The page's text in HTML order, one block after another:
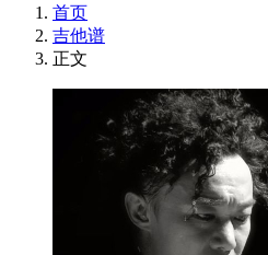
首页
吉他谱
正文